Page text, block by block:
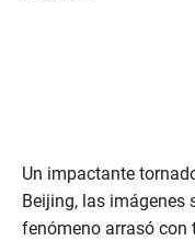
Un impactante
Beijing, las imágenes
fenómeno arrasó con